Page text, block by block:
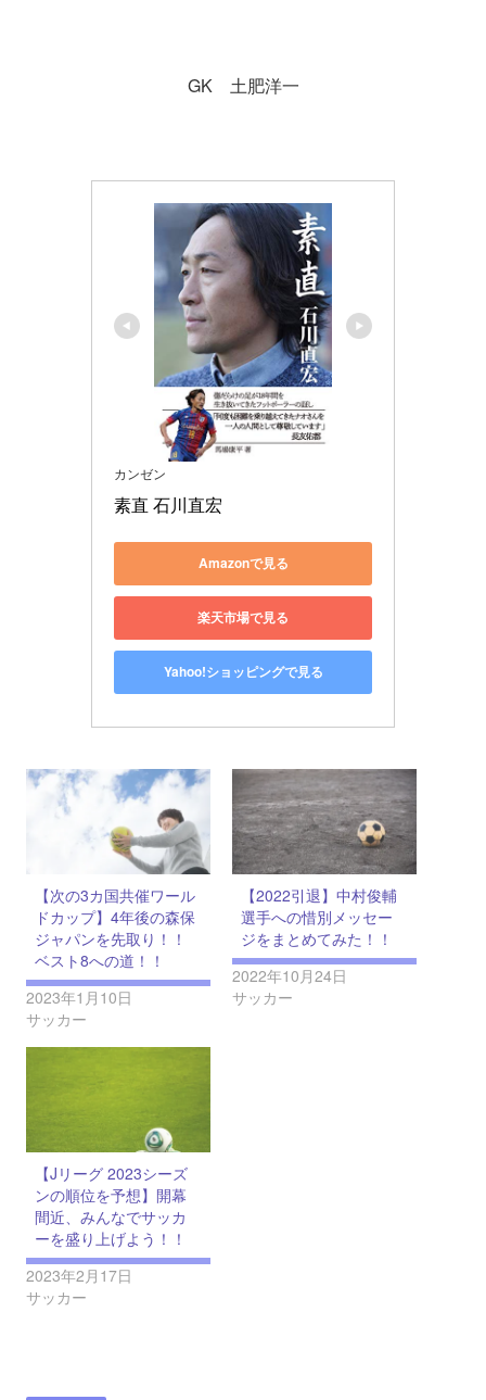
GK 土肥洋一
カンゼン
素直 石川直宏
Amazonで見る
楽天市場で見る
Yahoo!ショッピングで見る
【次の3カ国共催ワール
ドカップ】4年後の森保
ジャパンを先取り！！
ベスト8への道！！
2023年1月10日
サッカー
【2022引退】中村俊輔
選手への惜別メッセー
ジをまとめてみた！！
2022年10月24日
サッカー
【Jリーグ 2023シーズ
ンの順位を予想】開幕
間近、みんなでサッカ
ーを盛り上げよう！！
2023年2月17日
サッカー